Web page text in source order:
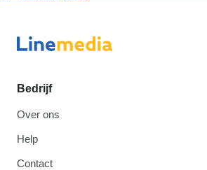
Bedrijf
Over ons
Help
Contact